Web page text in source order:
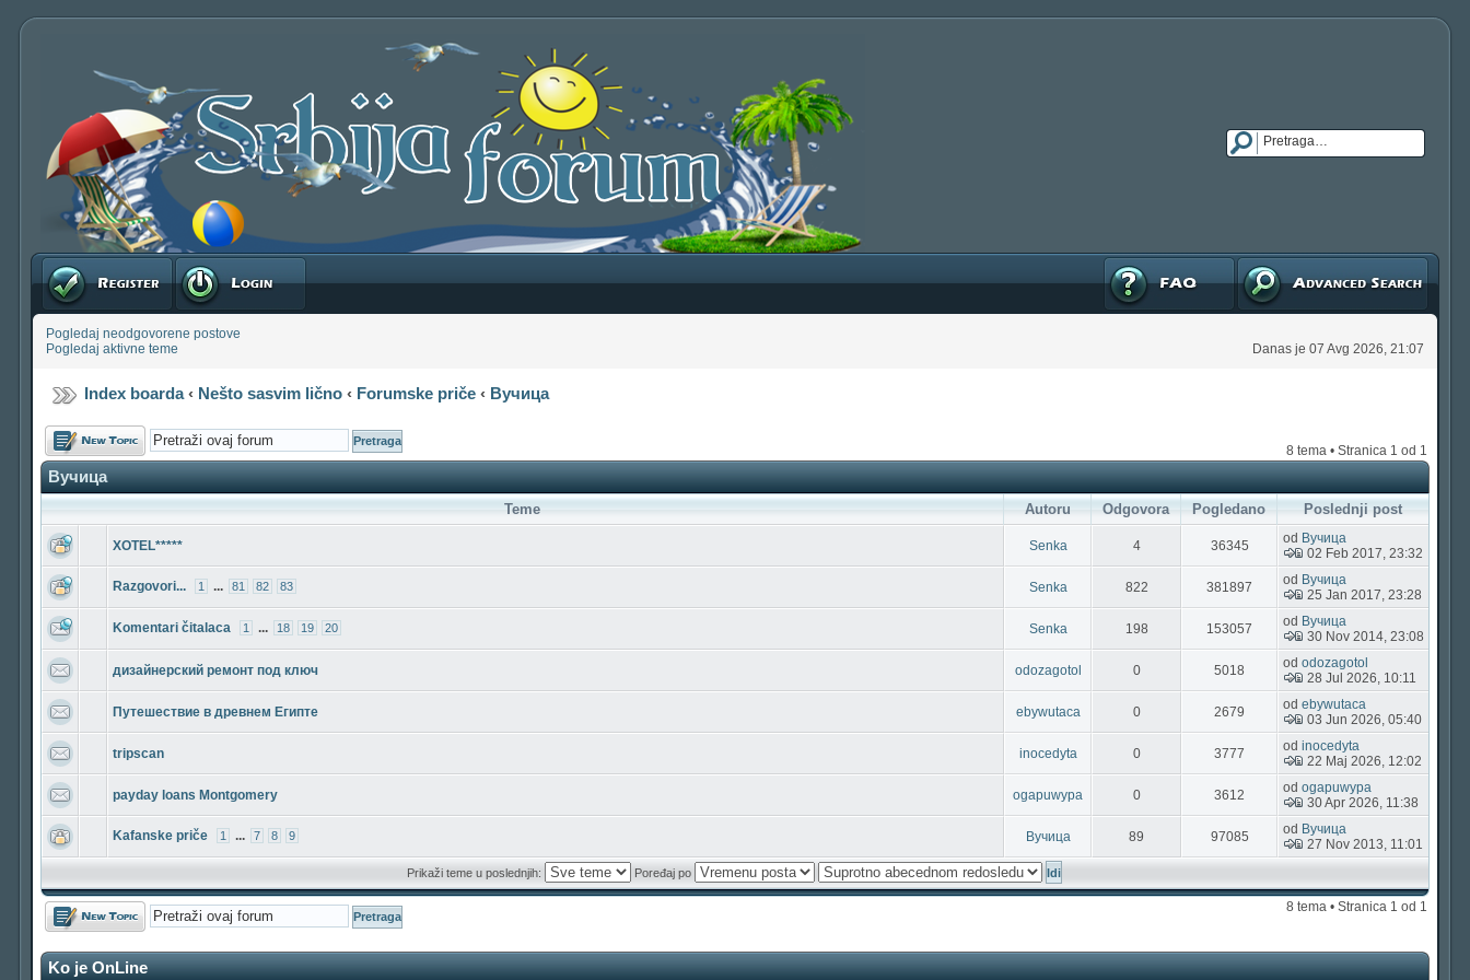
Registruj se Prijavite se Napredna pretraga
FAQ
Pogledaj neodgovorene postove
Pogledaj aktivne teme
Danas je 07 Avg 2026, 21:07
Index boarda‹ Nešto sasvim lično ‹ Forumske priče ‹ Вучица
Počni novu temu
8 tema • Stranica 1 od 1
Вучица
Teme Autoru Odgovora Pogledano Poslednji post
XOTEL***** Senka 4 36345 od Вучица
02 Feb 2017, 23:32
Razgovori... 1 ... 81 82 83 Senka 822 381897 od Вучица
25 Jan 2017, 23:28
Komentari čitalaca 1 ... 18 19 20 Senka 198 153057 od Вучица
30 Nov 2014, 23:08
дизайнерский ремонт под ключ odozagotol 0 5018 od odozagotol
28 Jul 2026, 10:11
Путешествие в древнем Египте ebywutaca 0 2679 od ebywutaca
03 Jun 2026, 05:40
tripscan inocedyta 0 3777 od inocedyta
22 Maj 2026, 12:02
payday loans Montgomery ogapuwypa 0 3612 od ogapuwypa
30 Apr 2026, 11:38
Kafanske priče 1 ... 7 8 9 Вучица 89 97085 od Вучица
27 Nov 2013, 11:01
Prikaži teme u poslednjih: Poređaj po
Počni novu temu 8 tema • Stranica 1 od 1
Ko je OnLine